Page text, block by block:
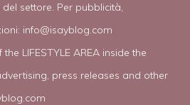
settore. Per pubblicità,
info@isayblog.com
LIFESTYLE AREA inside the
press releases and other